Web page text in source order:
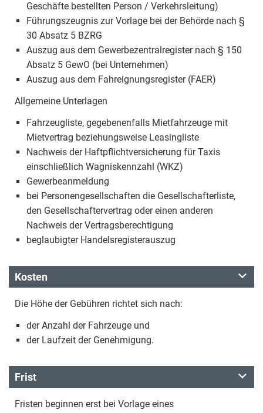
Geschäfte bestellten Person / Verkehrsleitung)
Führungszeugnis zur Vorlage bei der Behörde nach §
30 Absatz 5 BZRG
Auszug aus dem Gewerbezentralregister nach § 150
Absatz 5 GewO (bei Unternehmen)
Auszug aus dem Fahreignungsregister (FAER)
Allgemeine Unterlagen
Fahrzeugliste, gegebenenfalls Mietfahrzeuge mit
Mietvertrag beziehungsweise Leasingliste
Nachweis der Haftpflichtversicherung für Taxis
einschließlich Wagniskennzahl (WKZ)
Gewerbeanmeldung
bei Personengesellschaften die Gesellschafterliste,
den Gesellschaftervertrag oder einen anderen
Nachweis der Vertragsberechtigung
beglaubigter Handelsregisterauszug
Kosten
Die Höhe der Gebühren richtet sich nach:
der Anzahl der Fahrzeuge und
der Laufzeit der Genehmigung.
Frist
Fristen beginnen erst bei Vorlage eines